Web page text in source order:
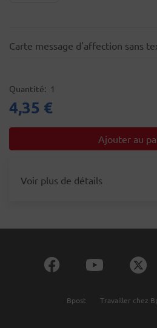
Carte message d'affection sans
Quantité 1
4,35 €
Voir plus de détails
Bpost Travailler chez